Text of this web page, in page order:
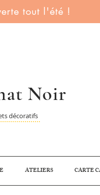
tout l'été !
Noir
décoratifs
ATELIERS CARTE